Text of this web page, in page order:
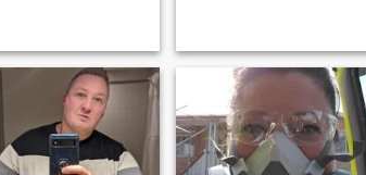
los clásicos
y americanos y la
ficción. Tengo la
de vivir en una
con una vida cultural
Así que a
voy a ver conciertos
y música. \N i
prendre soin d'une femme, tu
es au b